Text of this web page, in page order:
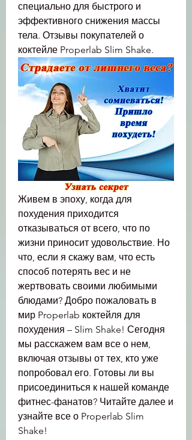
специально для быстрого и
эффективного снижения массы
тела. Отзывы покупателей о
коктейле Properlab Slim Shake.
Живем в эпоху, когда для
похудения приходится
отказываться от всего, что по
жизни приносит удовольствие. Но
что, если я скажу вам, что есть
способ потерять вес и не
жертвовать своими любимыми
блюдами? Добро пожаловать в
мир Properlab коктейля для
похудения – Slim Shake! Сегодня
мы расскажем вам все о нем,
включая отзывы от тех, кто уже
попробовал его. Готовы ли вы
присоединиться к нашей команде
фитнес-фанатов? Читайте далее и
узнайте все о Properlab Slim
Shake!